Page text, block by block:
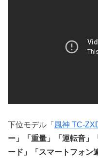
下位モデル「 風神 TC-
ー」「重量」「運転音」
ード」「スマートフォン